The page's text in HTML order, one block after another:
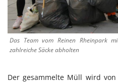
Das Team vom Reinen Rheinpark
zahlreiche Säcke abholten
Der gesammelte Müll wird